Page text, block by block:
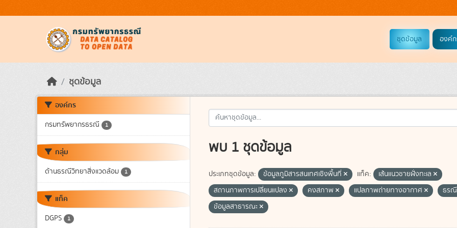
ชุดข้อมูล องค์
ชุดข้อมูล
องค์กร
กรมทรัพยากรธรณี 1
กลุ่ม
ด้านธรณีวิทยาสิ่งแวดล้อม 1
แท็ค
DGPS 1
พบ 1 ชุดข้อมูล
ประเภทชุดข้อมูล: ข้อมูลภูมิสารสนเทศเชิงพื้นที่ แท็ค:
เส้นแนวชายฝั่งทะเล
สถานภาพการเปลี่ยนแปลง
คงสภาพ แปลภาพถ่ายทางอากาศ
ธร
ข้อมูลสาธารณะ